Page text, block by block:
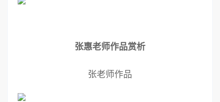
张惠老师作品赏析
张老师作品